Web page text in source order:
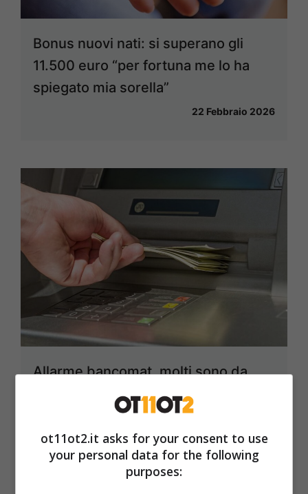
Bonus nuovi nati: si superano gli
11.500 euro “per fortuna me lo ha
spiegato mia sorella”
22 Febbraio 2026
Allarme bancomat, molti sono da
evitare: hanno scoperto che…
ot11ot2.it asks for your consent to use
your personal data for the following
purposes: